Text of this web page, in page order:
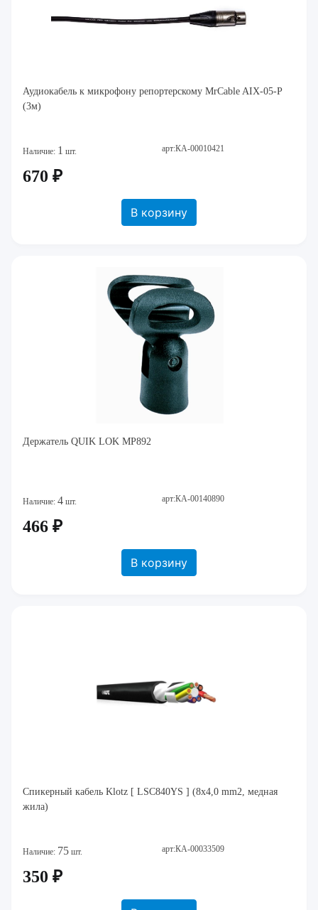
Аудиокабель к микрофону репортерскому MrCable AIX-05-P
(3м)
Наличие: 1 шт. арт:КА-00010421
670 ₽
В корзину
Держатель QUIK LOK MP892
Наличие: 4 шт. арт:КА-00140890
466 ₽
В корзину
Спикерный кабель Klotz [ LSC840YS ] (8х4,0 mm2, медная
жила)
Наличие: 75 шт. арт:КА-00033509
350 ₽